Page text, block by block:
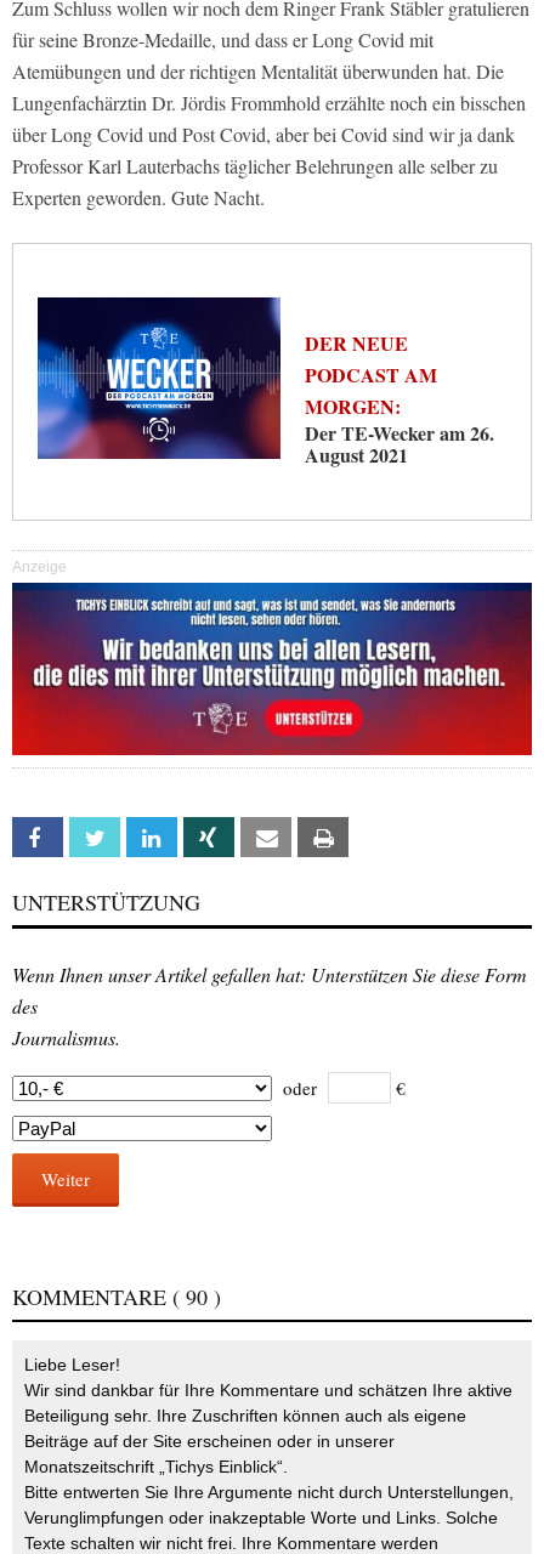
Zum Schluss wollen wir noch dem Ringer Frank Stäbler gratulieren
für seine Bronze-Medaille, und dass er Long Covid mit
Atemübungen und der richtigen Mentalität überwunden hat. Die
Lungenfachärztin Dr. Jördis Frommhold erzählte noch ein bisschen
über Long Covid und Post Covid, aber bei Covid sind wir ja dank
Professor Karl Lauterbachs täglicher Belehrungen alle selber zu
Experten geworden. Gute Nacht.
DER NEUE
PODCAST AM
MORGEN:
Der TE-Wecker am 26.
August 2021
Anzeige
Facebook Twitter Linkedin Xing Email
UNTERSTÜTZUNG
Wenn Ihnen unser Artikel gefallen hat: Unterstützen Sie diese Form
des
Journalismus.
oder €
Weiter
KOMMENTARE ( 90 )
Liebe Leser!
Wir sind dankbar für Ihre Kommentare und schätzen Ihre aktive
Beteiligung sehr. Ihre Zuschriften können auch als eigene
Beiträge auf der Site erscheinen oder in unserer
Monatszeitschrift „Tichys Einblick“.
Bitte entwerten Sie Ihre Argumente nicht durch Unterstellungen,
Verunglimpfungen oder inakzeptable Worte und Links. Solche
Texte schalten wir nicht frei. Ihre Kommentare werden